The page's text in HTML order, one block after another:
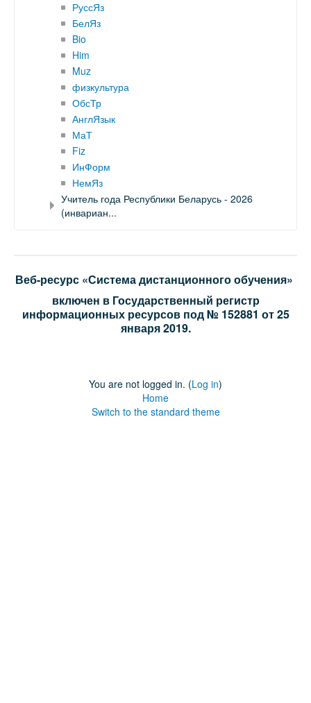
РуссЯз
БелЯз
Bio
Him
Muz
физкультура
ОбсТр
АнглЯзык
МаТ
Fiz
ИнФорм
НемЯз
Учитель года Республики Беларусь - 2026
(инвариан...
Веб-ресурс «Система дистанционного обучения»
включен в Государственный регистр
информационных ресурсов под № 152881 от 25
января 2019.
You are not logged in. (Log in)
Home
Switch to the standard theme